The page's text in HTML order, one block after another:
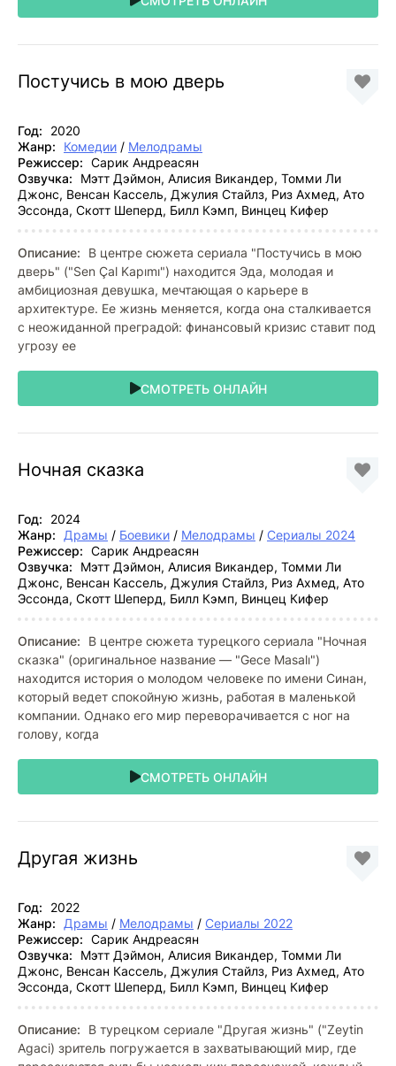
Постучись в мою дверь
Год:
2020
Жанр:
Комедии / Мелодрамы
Режиссер: Сарик Андреасян
Озвучка:
Мэтт Дэймон, Алисия Викандер, Томми Ли
Джонс, Венсан Кассель, Джулия Стайлз, Риз Ахмед, Ато
Эссонда, Скотт Шеперд, Билл Кэмп, Винцец Кифер
Описание:
В центре сюжета сериала "Постучись в мою
дверь" ("Sen Çal Kapımı") находится Эда, молодая и
амбициозная девушка, мечтающая о карьере в
архитектуре. Ее жизнь меняется, когда она сталкивается
с неожиданной преградой: финансовый кризис ставит под
угрозу ее
СМОТРЕТЬ ОНЛАЙН
Ночная сказка
Год:
2024
Жанр:
Драмы / Боевики / Мелодрамы / Сериалы 2024
Режиссер: Сарик Андреасян
Озвучка:
Мэтт Дэймон, Алисия Викандер, Томми Ли
Джонс, Венсан Кассель, Джулия Стайлз, Риз Ахмед, Ато
Эссонда, Скотт Шеперд, Билл Кэмп, Винцец Кифер
Описание:
В центре сюжета турецкого сериала "Ночная
сказка" (оригинальное название — "Gece Masalı")
находится история о молодом человеке по имени Синан,
который ведет спокойную жизнь, работая в маленькой
компании. Однако его мир переворачивается с ног на
голову, когда
СМОТРЕТЬ ОНЛАЙН
Другая жизнь
Год:
2022
Жанр:
Драмы / Мелодрамы / Сериалы 2022
Режиссер: Сарик Андреасян
Озвучка:
Мэтт Дэймон, Алисия Викандер, Томми Ли
Джонс, Венсан Кассель, Джулия Стайлз, Риз Ахмед, Ато
Эссонда, Скотт Шеперд, Билл Кэмп, Винцец Кифер
Описание:
В турецком сериале "Другая жизнь" ("Zeytin
Agaci) зритель погружается в захватывающий мир, где